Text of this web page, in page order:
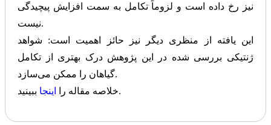
نیز رخ داده است و لزوماً تکامل به سمت افزایش پیچیدگی
نیست.
این یافته از منظری دیگر نیز حائز اهمیت است: شواهد
ژنتیکی بررسی شده در این پژوهش درک بهتری از تکامل
گیاهان را ممکن می‌سازد.
خلاصه مقاله را
اینجا ببینید.